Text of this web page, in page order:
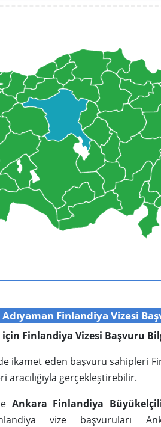
Adıyaman Finlandiya Vizesi
Finlandiya Vizesi Başvuru
ikamet eden başvuru sahipleri
aracılığıyla gerçekleştirebilir.
Ankara Finlandiya
vize başvuruları